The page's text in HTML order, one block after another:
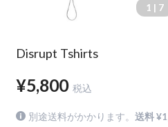
1 | 7
Disrupt Tshirts
¥5,800 税込
別途送料がかかります。送料